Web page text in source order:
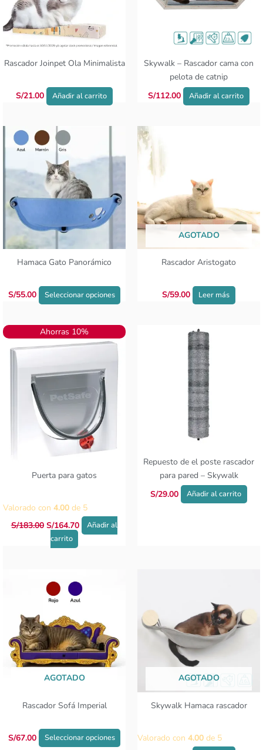
Rascador Joinpet Ola Minimalista
S/21.00 Añadir al carrito
Skywalk – Rascador cama con
pelota de catnip
S/112.00 Añadir al carrito
Hamaca Gato Panorámico
S/55.00 Seleccionar opciones
producto
tiene
múltiples
Las
opciones
AGOTADO
Rascador Aristogato
S/59.00 Leer más
Ahorras 10%
Puerta para gatos
Valorado con 4.00 de 5
S/183.00
El
precio
original
S/183.00.
S/164.70
El
precio
S/164.70.
Añadir al
carrito
Repuesto de el poste rascador
para pared – Skywalk
S/29.00 Añadir al carrito
AGOTADO
Rascador Sofá Imperial
S/67.00 Seleccionar opciones
múltiples
variantes.
página
AGOTADO
Skywalk Hamaca rascador
Valorado con 4.00 de 5